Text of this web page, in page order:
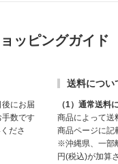
ッピングガイド
にお届
手数です
ださ
送料につい
（1）通常送料
商品によって送
商品ページに記
※沖縄県、一部
円(税込)が加算